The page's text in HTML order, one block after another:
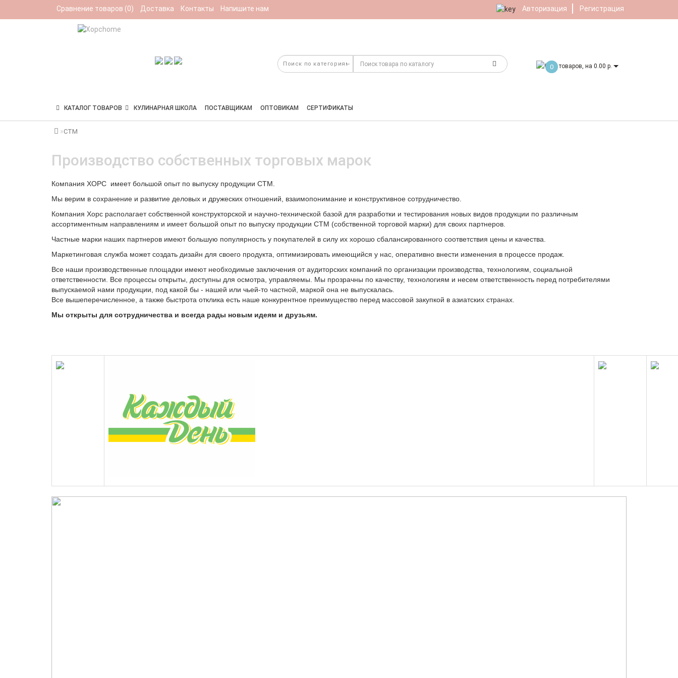
Сравнение товаров (0) Доставка Контакты Напишите нам Авторизация Регистрация
0 товаров, на 0.00 р.
КАТАЛОГ ТОВАРОВ КУЛИНАРНАЯ ШКОЛА ПОСТАВЩИКАМ ОПТОВИКАМ СЕРТИФИКАТЫ
СТМ
Производство собственных торговых марок
Компания ХОРС имеет большой опыт по выпуску продукции СТМ.
Мы верим в сохранение и развитие деловых и дружеских отношений, взаимопонимание и конструктивное сотрудничество.
Компания Хорс располагает собственной конструкторской и научно-технической базой для разработки и тестирования новых видов продукции по различным
ассортиментным направлениям и имеет большой опыт по выпуску продукции СТМ (собственной торговой марки) для своих партнеров.
Частные марки наших партнеров имеют большую популярность у покупателей в силу их хорошо сбалансированного соответствия цены и качества.
Маркетинговая служба может создать дизайн для своего продукта, оптимизировать имеющийся у нас, оперативно внести изменения в процессе продаж.
Все наши производственные площадки имеют необходимые заключения от аудиторских компаний по организации производства, технологиям, социальной
ответственности. Все процессы открыты, доступны для осмотра, управляемы. Мы прозрачны по качеству, технологиям и несем ответственность перед потребителями
выпускаемой нами продукции, под какой бы - нашей или чьей-то частной, маркой она не выпускалась.
Все вышеперечисленное, а также быстрота отклика есть наше конкурентное преимущество перед массовой закупкой в азиатских странах.
Мы открыты для сотрудничества и всегда рады новым идеям и друзьям.